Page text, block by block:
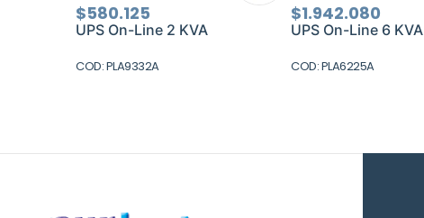
$580.125
UPS On-Line 2 KVA
COD: PLA9332A
$1.942.080
UPS On-Line 6 KVA
COD: PLA6225A